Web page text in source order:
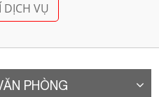
DỊCH VỤ
PHÒNG